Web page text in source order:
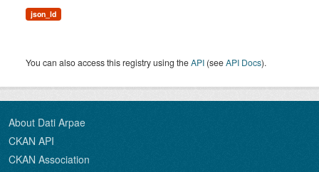
json_ld
You can also access this registry using theAPI (seeAPI Docs).
About Dati Arpae
CKAN API
CKAN Association